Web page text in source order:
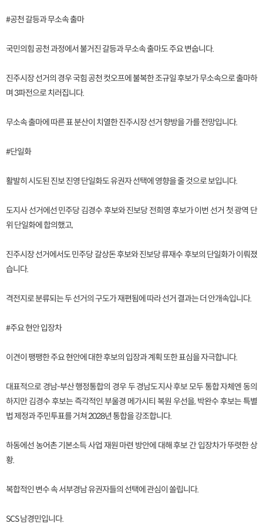
#공천 갈등과 무소속 출마
국민의힘 공천 과정에서 불거진 갈등과 무소속 출마도 주요 변숩니다.
진주시장 선거의 경우 국힘 공천 컷오프에 불복한 조규일 후보가 무소속으로 출마하
며 3파전으로 치러집니다.
무소속 출마에 따른 표 분산이 치열한 진주시장 선거 향방을 가를 전망입니다.
#단일화
활발히 시도된 진보 진영 단일화도 유권자 선택에 영향을 줄 것으로 보입니다.
도지사 선거에선 민주당 김경수 후보와 진보당 전희영 후보가 이번 선거 첫 광역 단
위 단일화에 합의했고,
진주시장 선거에서도 민주당 갈상돈 후보와 진보당 류재수 후보의 단일화가 이뤄졌
습니다.
격전지로 분류되는 두 선거의 구도가 재편됨에 따라 선거 결과는 더 안개속입니다.
#주요 현안 입장차
이견이 팽팽한 주요 현안에 대한 후보의 입장과 계획 또한 표심을 자극합니다.
대표적으로 경남-부산 행정통합의 경우 두 경남도지사 후보 모두 통합 자체엔 동의
하지만 김경수 후보는 즉각적인 부울경 메가시티 복원 우선을, 박완수 후보는 특별
법 제정과 주민투표를 거쳐 2028년 통합을 강조합니다.
하동에선 농어촌 기본소득 사업 재원 마련 방안에 대해 후보 간 입장차가 뚜렷한 상
황.
복합적인 변수 속 서부경남 유권자들의 선택에 관심이 쏠립니다.
SCS 남경민입니다.